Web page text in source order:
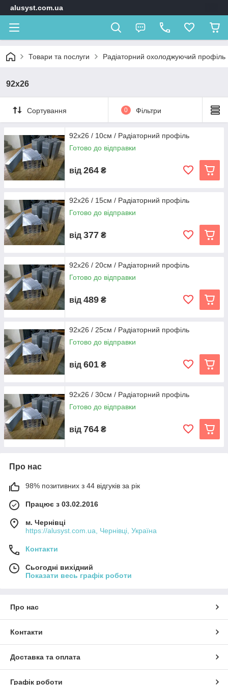
alusyst.com.ua
Товари та послуги Радіаторний охолоджуючий профіль
92х26
Сортування 0 Фільтри
92x26 / 10см / Радіаторний профіль
Готово до відправки
від 264 ₴
92x26 / 15см / Радіаторний профіль
Готово до відправки
від 377 ₴
92x26 / 20см / Радіаторний профіль
Готово до відправки
від 489 ₴
92x26 / 25см / Радіаторний профіль
Готово до відправки
від 601 ₴
92x26 / 30см / Радіаторний профіль
Готово до відправки
від 764 ₴
Про нас
98% позитивних з 44 відгуків за рік
Працює з 03.02.2016
м. Чернівці
https://alusyst.com.ua, Чернівці, Україна
Контакти
Сьогодні вихідний
Показати весь графік роботи
Про нас
Контакти
Доставка та оплата
Графік роботи